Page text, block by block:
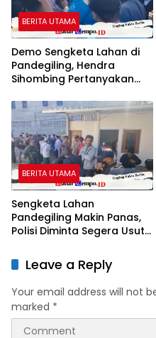
BERITA UTAMA
Demo Sengketa Lahan di
Pandegiling, Hendra
Sihombing Pertanyakan
BERITA UTAMA
Sengketa Lahan
Pandegiling Makin Panas,
Polisi Diminta Segera Usut
Kegaduhan Di Surabaya
Leave a Reply
Your email address will not
marked *